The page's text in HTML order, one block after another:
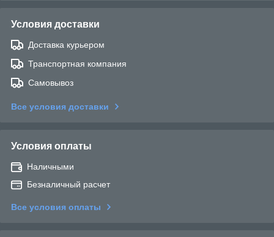
Условия доставки
Доставка курьером
Транспортная компания
Самовывоз
Все условия доставки
Условия оплаты
Наличными
Безналичный расчет
Все условия оплаты